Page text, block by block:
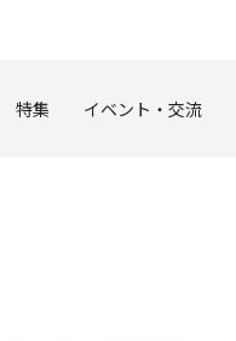
特集 イベント・交流